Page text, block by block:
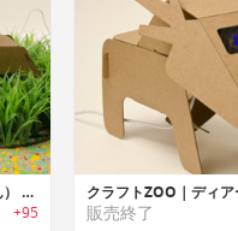
クラフトZOO｜ジラフ（きりん） ライト
+95 販売終了